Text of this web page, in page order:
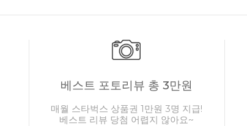
베스트 포토리뷰 총 3만원
매월 스타벅스 상품권 1만원 3명 지급!
베스트 리뷰 당첨 어렵지 않아요~